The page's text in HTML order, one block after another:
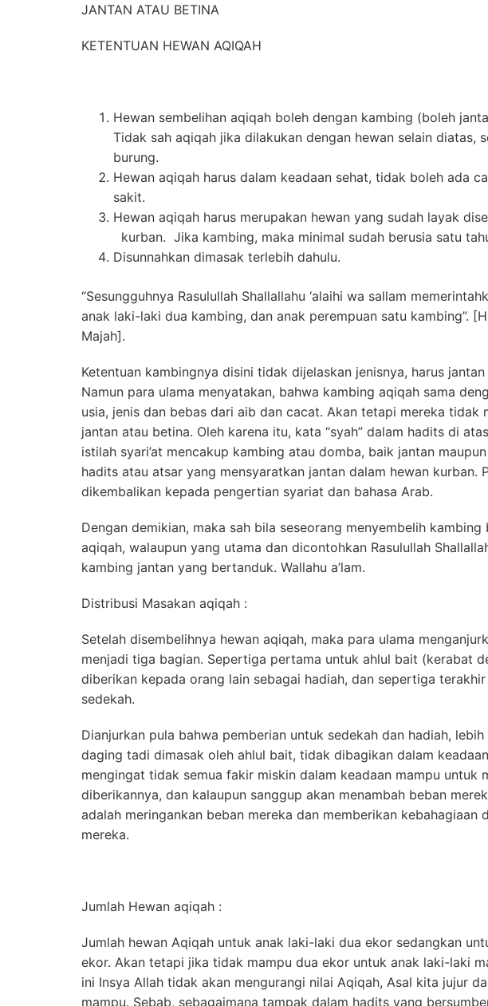
JANTAN ATAU BETINA
KETENTUAN HEWAN AQIQAH
Hewan sembelihan aqiqah boleh dengan kambing (boleh
Tidak sah aqiqah jika dilakukan dengan hewan selain diatas,
burung.
Hewan aqiqah harus dalam keadaan sehat, tidak boleh ada
sakit.
Hewan aqiqah harus merupakan hewan yang sudah layak
kurban. Jika kambing, maka minimal sudah berusia satu
Disunnahkan dimasak terlebih dahulu.
“Sesungguhnya Rasulullah Shallallahu ‘alaihi wa sallam
anak laki-laki dua kambing, dan anak perempuan satu kambing”.
Majah].
Ketentuan kambingnya disini tidak dijelaskan jenisnya, harus
Namun para ulama menyatakan, bahwa kambing aqiqah sama
usia, jenis dan bebas dari aib dan cacat. Akan tetapi mereka tidak
jantan atau betina. Oleh karena itu, kata “syah” dalam hadits di
istilah syari’at mencakup kambing atau domba, baik jantan
hadits atau atsar yang mensyaratkan jantan dalam hewan kurban.
dikembalikan kepada pengertian syariat dan bahasa Arab.
Dengan demikian, maka sah bila seseorang menyembelih
aqiqah, walaupun yang utama dan dicontohkan Rasulullah
kambing jantan yang bertanduk. Wallahu a’lam.
Distribusi Masakan aqiqah :
Setelah disembelihnya hewan aqiqah, maka para ulama
menjadi tiga bagian. Sepertiga pertama untuk ahlul bait (kerabat
diberikan kepada orang lain sebagai hadiah, dan sepertiga
sedekah.
Dianjurkan pula bahwa pemberian untuk sedekah dan hadiah,
daging tadi dimasak oleh ahlul bait, tidak dibagikan dalam
mengingat tidak semua fakir miskin dalam keadaan mampu untuk
diberikannya, dan kalaupun sanggup akan menambah beban
adalah meringankan beban mereka dan memberikan kebahagiaan
mereka.
Jumlah Hewan aqiqah :
Jumlah hewan Aqiqah untuk anak laki-laki dua ekor sedangkan
ekor. Akan tetapi jika tidak mampu dua ekor untuk anak laki-laki
ini Insya Allah tidak akan mengurangi nilai Aqiqah, Asal kita jujur
mampu. Sebab, sebagaimana tampak dalam hadits yang